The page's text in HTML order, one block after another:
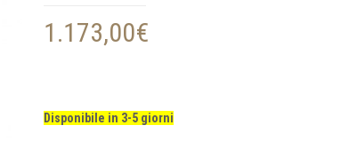
1.173,00€
Disponibile in 3-5 giorni